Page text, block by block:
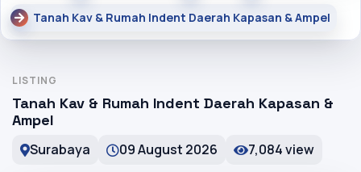
Tanah Kav & Rumah Indent Daerah Kapasan & Ampel
LISTING
Tanah Kav & Rumah Indent Daerah Kapasan &
Ampel
Surabaya 09 August 2026 7,084 view